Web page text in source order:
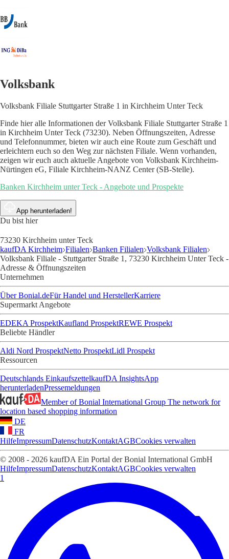
Volksbank
Volksbank Filiale Stuttgarter Straße 1 in Kirchheim Unter Teck
Finde hier alle Informationen der Volksbank Filiale Stuttgarter Straße 1
in Kirchheim Unter Teck (73230). Neben Öffnungszeiten, Adresse
und Telefonnummer, bieten wir auch eine Route zum Geschäft und
erleichtern euch so den Weg zur nächsten Filiale. Wenn vorhanden,
zeigen wir euch auch aktuelle Angebote von Volksbank Kirchheim-
Nürtingen eG, Filiale Kirchheim-NANZ Center (SB-Stelle).
Banken Kirchheim unter Teck - Angebote und Prospekte
App herunterladen!
Du bist hier
73230 Kirchheim unter Teck
kaufDA Kirchheim Filialen Banken Filialen Volksbank Filialen
Volksbank Filiale - Stuttgarter Straße 1, 73230 Kirchheim Unter Teck -
Adresse & Öffnungszeiten
Unternehmen
Über Bonial.deFür Handel und HerstellerKarriere
Supermarkt Angebote
EDEKA ProspektKaufland ProspektREWE Prospekt
Beliebte Händler
Aldi Nord ProspektNetto ProspektLidl Prospekt
Ressourcen
Deutschlands EinkaufszettelkaufDA InsightsApp
herunterladenPressemeldungen
Member of Bonial International Group The network for
location based shopping information
DE
FR
HilfeImpressumDatenschutzKontaktAGBCookies verwalten
© 2008 - 2026 kaufDA Ein Portal der Bonial International GmbH
HilfeImpressumDatenschutzKontaktAGBCookies verwalten
1